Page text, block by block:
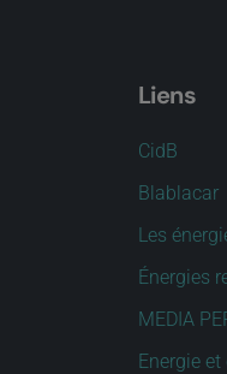
Liens
CidB
Blablacar
Les
Énergies
MEDIA
Energie